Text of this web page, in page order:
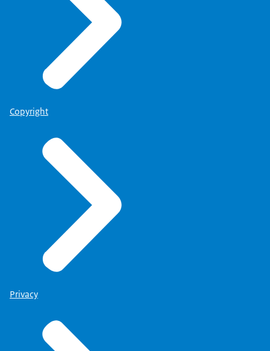
Copyright
Privacy